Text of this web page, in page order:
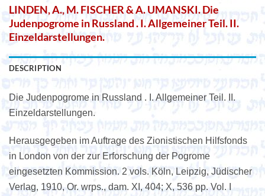
LINDEN, A., M. FISCHER & A. UMANSKI. Die
Judenpogrome in Russland . I. Allgemeiner Teil. II.
Einzeldarstellungen.
DESCRIPTION
Die Judenpogrome in Russland . I. Allgemeiner Teil. II.
Einzeldarstellungen.
Herausgegeben im Auftrage des Zionistischen Hilfsfonds
in London von der zur Erforschung der Pogrome
eingesetzten Kommission. 2 vols. Köln, Leipzig, Jüdischer
Verlag, 1910, Or. wrps., dam. XI, 404; X, 536 pp. Vol. I